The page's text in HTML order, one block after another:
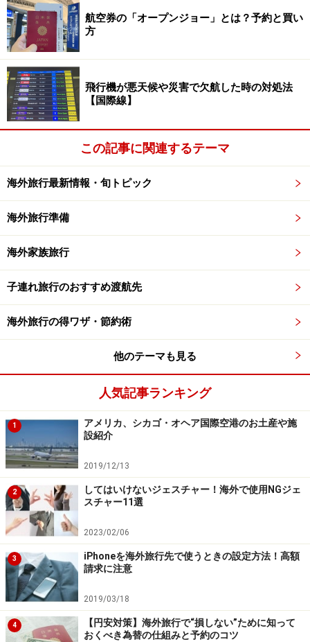
へ向かいましょう！ こちらのラウンジには有線無線
LAN対応PCを設置したインターネットカフェを併設
しているんです。落ち着いた空間でゆっくりとイン
ターネットが楽しめるのはもちろん、利用人数やシ
ーンに応じたさまざまな使い方ができるんですよ。
KANKU LOUNGEのなかには充実した機能がいっぱい
次のページで詳しく！
※記事内容は執筆時点のものです。最新の内容をご確認くださ
ホームページ
航空券の「オープンジョー」とは？予約と買い
方
飛行機が悪天候や災害で欠航した時の対処法
【国際線】
この記事に関連するテーマ
海外旅行最新情報・旬トピック
海外旅行準備
海外家族旅行
子連れ旅行のおすすめ渡航先
海外旅行の得ワザ・節約術
他のテーマも見る
人気記事ランキング
1
アメリカ、シカゴ・オヘア国際空港のお土産や施
設紹介
2019/12/13
2
してはいけないジェスチャー！海外で使用NGジェ
スチャー11選
2023/02/06
3
iPhoneを海外旅行先で使うときの設定方法！高額
請求に注意
2019/03/18
4
【円安対策】海外旅行で“損しない”ために知って
おくべき為替の仕組みと予約のコツ